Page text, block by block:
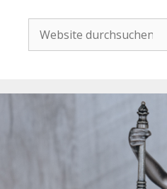
Website
durchsuchen